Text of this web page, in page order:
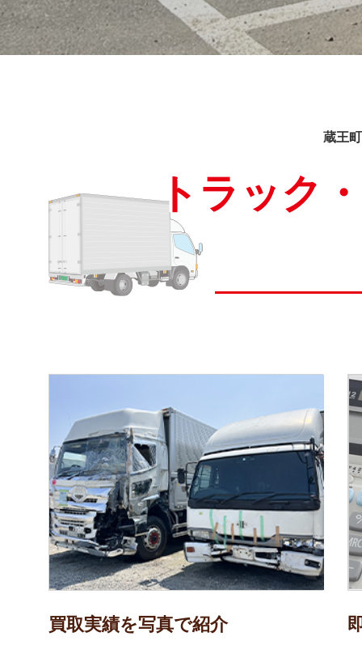
蔵王
トラック
買取実績を写真で紹介